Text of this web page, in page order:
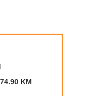
74.90 KM